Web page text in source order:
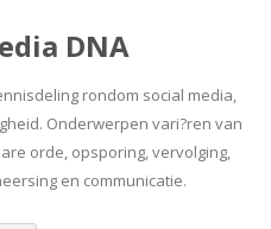
DNA
rondom social media,
Onderwerpen vari?ren van
orde, opsporing, vervolging,
en communicatie.